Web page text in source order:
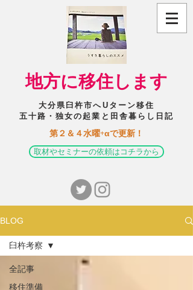
​地方に移住します
大分県臼杵市へUターン移住
五十路・独女の起業と田舎暮らし日記
​第２＆４水曜+αで更新！
取材やセミナーの依頼はコチラから
BLOG
全記事
移住準備
臼杵考察